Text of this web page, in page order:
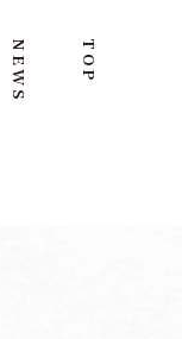
NEWS TOP